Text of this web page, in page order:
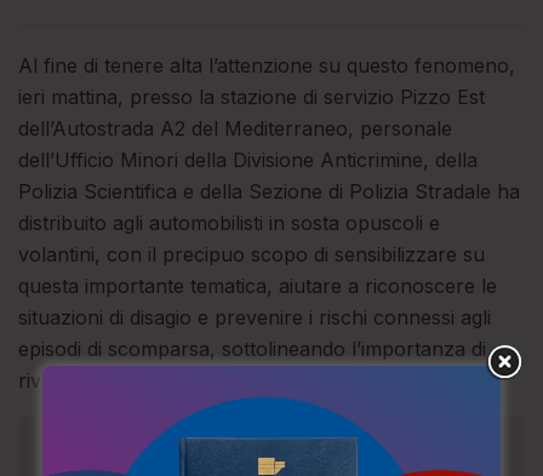
Al fine di tenere alta l’attenzione su questo fenomeno,
ieri mattina, presso la stazione di servizio Pizzo Est
dell’Autostrada A2 del Mediterraneo, personale
dell’Ufficio Minori della Divisione Anticrimine, della
Polizia Scientifica e della Sezione di Polizia Stradale ha
distribuito agli automobilisti in sosta opuscoli e
volantini, con il precipuo scopo di sensibilizzare su
questa importante tematica, aiutare a riconoscere le
situazioni di disagio e prevenire i rischi connessi agli
episodi di scomparsa, sottolineando l’importanza di
rivolgersi sempre alle Forze di Polizia.